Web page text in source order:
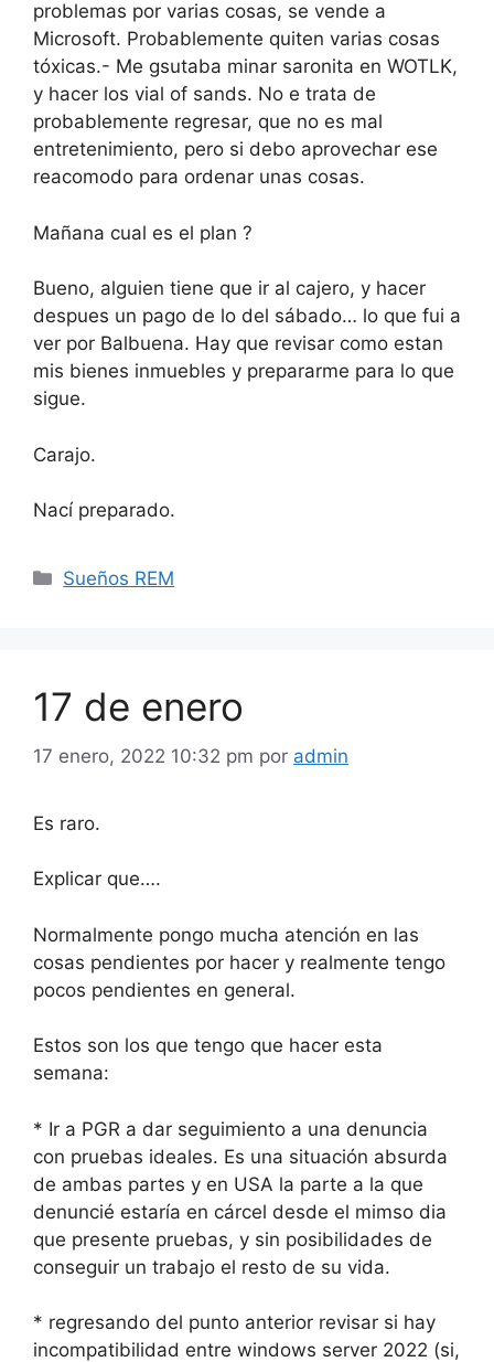
problemas por varias cosas, se vende a
Microsoft. Probablemente quiten varias cosas
tóxicas.- Me gsutaba minar saronita en WOTLK,
y hacer los vial of sands. No e trata de
probablemente regresar, que no es mal
entretenimiento, pero si debo aprovechar ese
reacomodo para ordenar unas cosas.
Mañana cual es el plan ?
Bueno, alguien tiene que ir al cajero, y hacer
despues un pago de lo del sábado… lo que fui a
ver por Balbuena. Hay que revisar como estan
mis bienes inmuebles y prepararme para lo que
sigue.
Carajo.
Nací preparado.
Categorías
Sueños REM
17 de enero
17 enero, 2022 10:32 pm por admin
Es raro.
Explicar que….
Normalmente pongo mucha atención en las
cosas pendientes por hacer y realmente tengo
pocos pendientes en general.
Estos son los que tengo que hacer esta
semana:
* Ir a PGR a dar seguimiento a una denuncia
con pruebas ideales. Es una situación absurda
de ambas partes y en USA la parte a la que
denuncié estaría en cárcel desde el mimso dia
que presente pruebas, y sin posibilidades de
conseguir un trabajo el resto de su vida.
* regresando del punto anterior revisar si hay
incompatibilidad entre windows server 2022 (si,